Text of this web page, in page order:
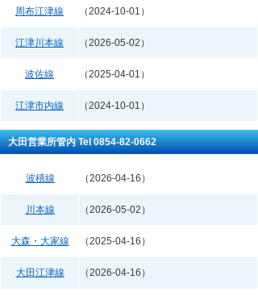
周布江津線 （2024-10-01）
江津川本線 （2026-05-02）
波佐線 （2025-04-01）
江津市内線 （2024-10-01）
大田営業所管内 Tel 0854-82-0662
波積線 （2026-04-16）
川本線 （2026-05-02）
大森・大家線 （2025-04-16）
大田江津線 （2026-04-16）